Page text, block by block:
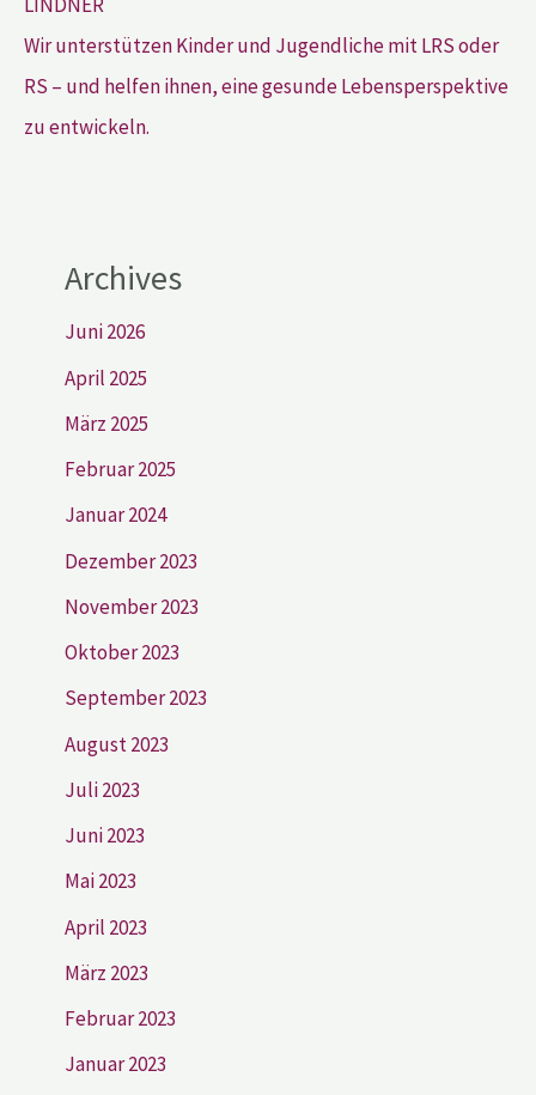
Wir unterstützen Kinder und Jugendliche mit LRS oder
RS – und helfen ihnen, eine gesunde Lebensperspektive
zu entwickeln.
Archives
Juni 2026
April 2025
März 2025
Februar 2025
Januar 2024
Dezember 2023
November 2023
Oktober 2023
September 2023
August 2023
Juli 2023
Juni 2023
Mai 2023
April 2023
März 2023
Februar 2023
Januar 2023